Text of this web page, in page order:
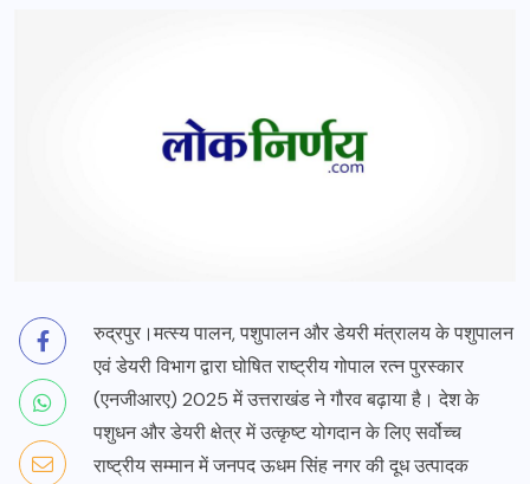
रुद्रपुर।मत्स्य पालन, पशुपालन और डेयरी मंत्रालय के पशुपालन
एवं डेयरी विभाग द्वारा घोषित राष्ट्रीय गोपाल रत्न पुरस्कार
(एनजीआरए) 2025 में उत्तराखंड ने गौरव बढ़ाया है। देश के
पशुधन और डेयरी क्षेत्र में उत्कृष्ट योगदान के लिए सर्वोच्च
राष्ट्रीय सम्मान में जनपद ऊधम सिंह नगर की दूध उत्पादक